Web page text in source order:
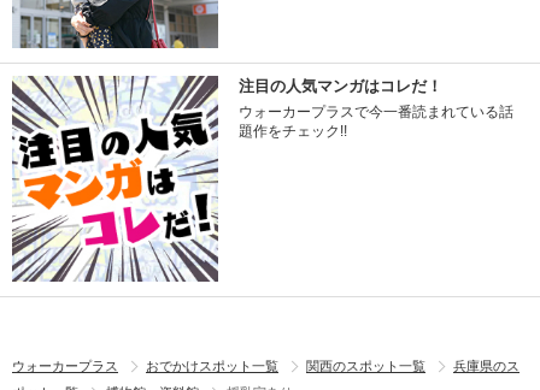
注目の人気マンガはコレだ！
ウォーカープラスで今一番読まれている話
題作をチェック!!
ウォーカープラス おでかけスポット一覧 関西のスポット一覧
兵庫県のス